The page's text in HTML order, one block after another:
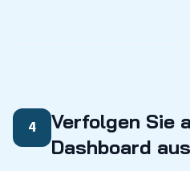
4
Verfolgen Sie
Dashboard aus